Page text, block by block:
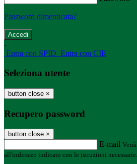
Password dimenticata?
-
Entra con SPID Entra con CIE
Seleziona utente
button close ×
Recupero password
button close ×
E-mail
all'indirizzo indicato con le istruzioni necessarie.